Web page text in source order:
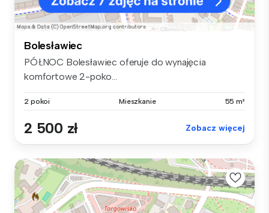
Bolesławiec
PÓŁNOC Bolesławiec oferuje do wynajęcia
komfortowe 2-poko...
2 pokoi Mieszkanie 55 m²
2 500 zł Zobacz więcej